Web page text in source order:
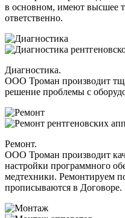
в основном, имеют высшее
ответственно.
Диагностика.
ООО Троман производит
решение проблемы с
Ремонт.
ООО Троман производит
настройки программного
медтехники. Ремонтируем
прописываются в Договоре.